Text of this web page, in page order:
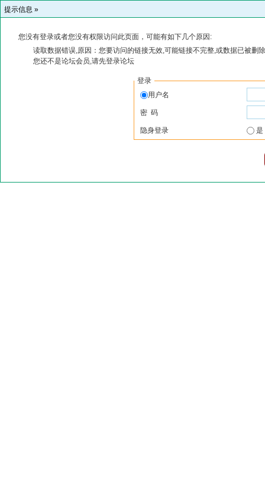
提示信息 »
您没有登录或者您没有权限访问此页面，可能有如下几个原因:
读取数据错误,原因：您要访问的链接无效,可能链接不完整,或数据已被删
您还不是论坛会员,请先登录论坛
登录
用户名
密 码
隐身登录